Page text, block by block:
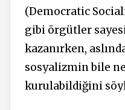
(Democratic
gibi örgütler
kazanırken,
sosyalizmin bile
kurulabildiğini